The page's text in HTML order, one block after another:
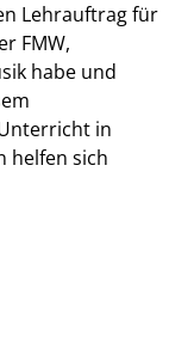
Lehrauftrag für
FMW,
habe und
in
helfen sich